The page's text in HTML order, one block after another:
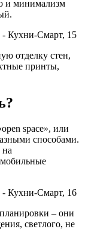
и минимализм
отделку стен,
принты,
space», или
способами.
на
– они
светлого, не